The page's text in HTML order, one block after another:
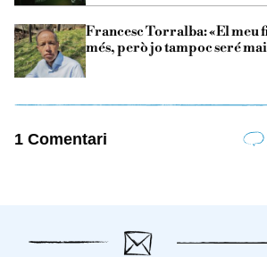
Francesc Torralba: «El meu
més, però jo tampoc seré
1 Comentari